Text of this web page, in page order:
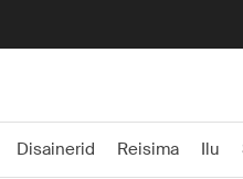
Disainerid Reisima Ilu